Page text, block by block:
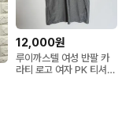
12,000원
루이까스텔 여성 반팔 카
라티 로고 여자 PK 티셔츠